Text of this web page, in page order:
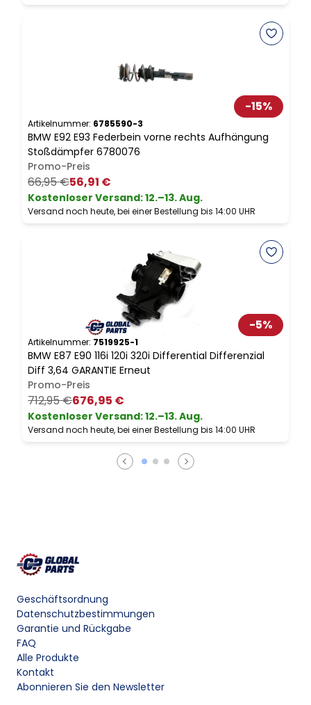
-15%
Artikelnummer: 6785590-3
BMW E92 E93 Federbein vorne rechts Aufhängung
Stoßdämpfer 6780076
Promo-Preis
66,95 €56,91 €
Kostenloser Versand:12.–13. Aug.
Versand noch heute, bei einer Bestellung bis 14:00 UHR
-5%
Artikelnummer: 7519925-1
BMW E87 E90 116i 120i 320i Differential Differenzial
Diff 3,64 GARANTIE Erneut
Promo-Preis
712,95 €676,95 €
Kostenloser Versand:12.–13. Aug.
Versand noch heute, bei einer Bestellung bis 14:00 UHR
Geschäftsordnung
Datenschutzbestimmungen
Garantie und Rückgabe
FAQ
Alle Produkte
Kontakt
Abonnieren Sie den Newsletter